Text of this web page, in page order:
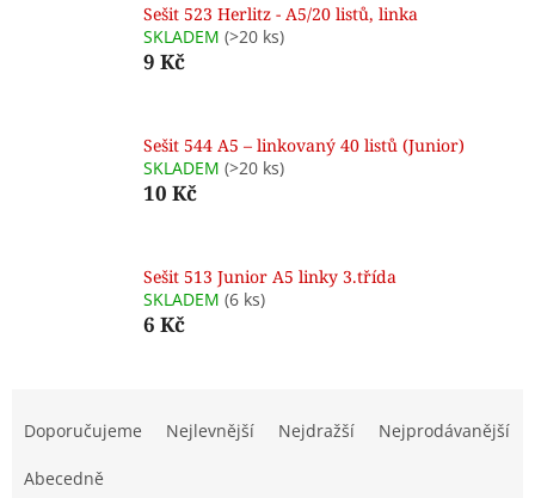
Sešit 523 Herlitz - A5/20 listů, linka
SKLADEM (>20 ks)
9 Kč
Sešit 544 A5 – linkovaný 40 listů (Junior)
SKLADEM (>20 ks)
10 Kč
Sešit 513 Junior A5 linky 3.třída
SKLADEM (6 ks)
6 Kč
Doporučujeme Nejlevnější Nejdražší Nejprodávanější
Abecedně